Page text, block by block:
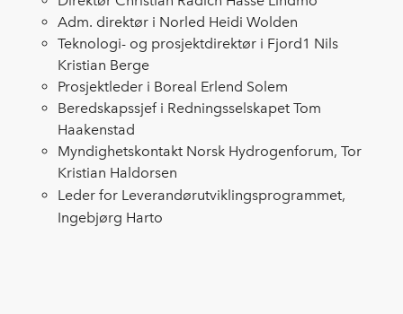
Adm. direktør i Norled Heidi Wolden
Teknologi- og prosjektdirektør i Fjord1 Nils
Kristian Berge
Prosjektleder i Boreal Erlend Solem
Beredskapssjef i Redningsselskapet Tom
Haakenstad
Myndighetskontakt Norsk Hydrogenforum, Tor
Kristian Haldorsen
Leder for Leverandørutviklingsprogrammet,
Ingebjørg Harto